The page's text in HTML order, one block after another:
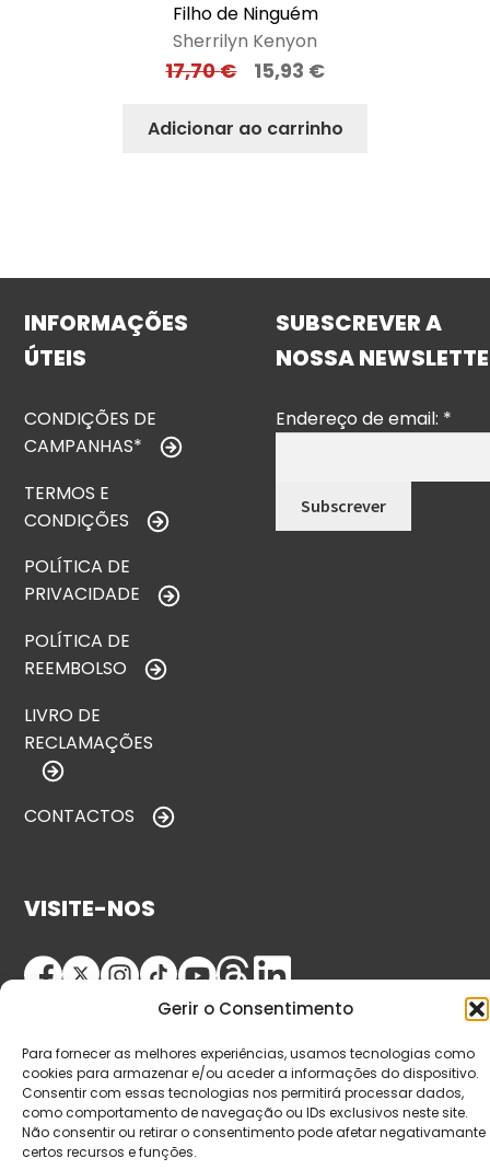
Gerir o Consentimento
Para fornecer as melhores experiências, usamos tecnologias como
cookies para armazenar e/ou aceder a informações do dispositivo.
Consentir com essas tecnologias nos permitirá processar dados,
como comportamento de navegação ou IDs exclusivos neste site.
Não consentir ou retirar o consentimento pode afetar negativamante
certos recursos e funções.
Filho de Ninguém
Sherrilyn Kenyon
17,70€ 15,93 €
Adicionar ao carrinho
INFORMAÇÕES
ÚTEIS
CONDIÇÕES DE
CAMPANHAS*
TERMOS E
CONDIÇÕES
POLÍTICA DE
PRIVACIDADE
POLÍTICA DE
REEMBOLSO
LIVRO DE
RECLAMAÇÕES
CONTACTOS
SUBSCREVER A
NOSSA
Endereço de email: *
VISITE-NOS
© Copyright 2026 Saída de Emergência. Todos os
direitos reservados.